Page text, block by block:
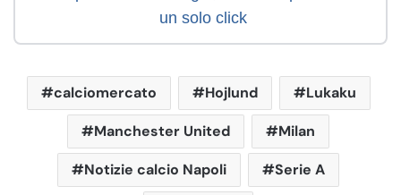
un solo click
calciomercato Hojlund Lukaku
Manchester United Milan
Notizie calcio Napoli Serie A